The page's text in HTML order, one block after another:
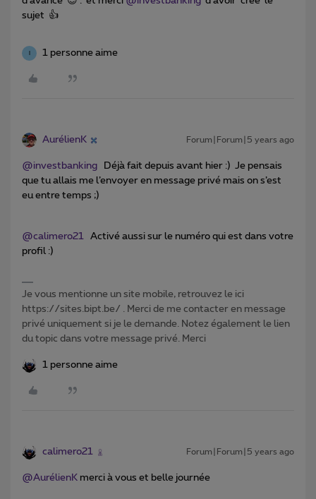
sujet 👍
1 personne aime
AurélienK Forum|Forum|5 years ago
@investbanking Déjà fait depuis avant hier :) Je pensais
que tu allais me l’envoyer en message privé mais on s’est
eu entre temps ;)
@calimero21 Activé aussi sur le numéro qui est dans votre
profil :)
Je vous mentionne un site mobile, retrouvez le ici
https://sites.bipt.be/ . Merci de me contacter en message
privé uniquement si je le demande. Notez également le lien
du topic dans votre message privé. Merci
1 personne aime
calimero21 Forum|Forum|5 years ago
@AurélienK merci à vous et belle journée